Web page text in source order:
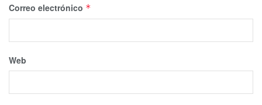
Correo electrónico *
Web